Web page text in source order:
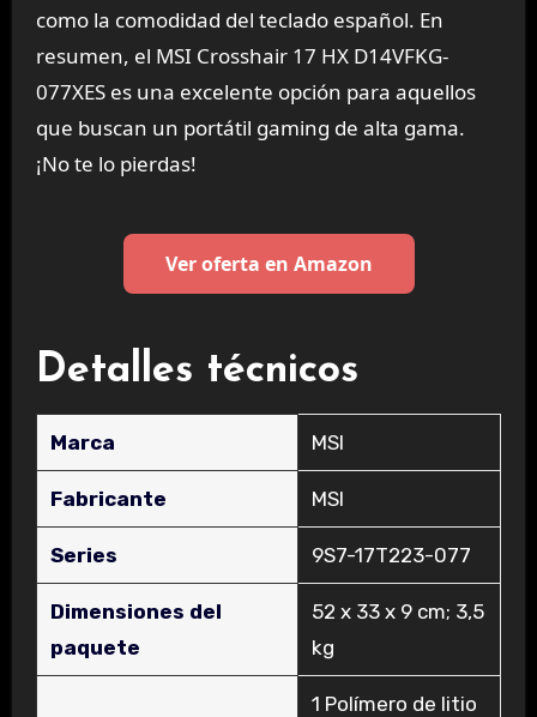
como la comodidad del teclado español. En
resumen, el MSI Crosshair 17 HX D14VFKG-
077XES es una excelente opción para aquellos
que buscan un portátil gaming de alta gama.
¡No te lo pierdas!
Ver oferta en Amazon
Detalles técnicos
Marca ‎MSI
Fabricante ‎MSI
Series ‎9S7-17T223-077
Dimensiones del
paquete
‎52 x 33 x 9 cm; 3,5
kg
‎1 Polímero de litio